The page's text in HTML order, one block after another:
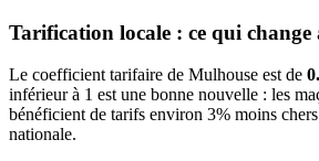
Tarification locale : ce qui change
Le coefficient tarifaire de Mulhouse est de
inférieur à 1 est une bonne nouvelle : les
bénéficient de tarifs environ 3% moins
nationale.